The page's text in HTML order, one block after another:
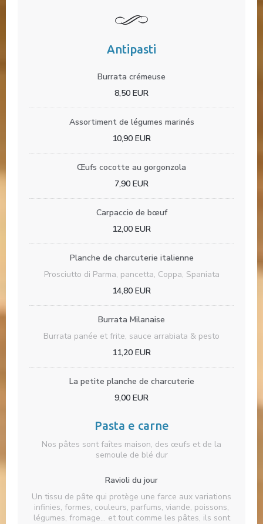
Antipasti
Burrata crémeuse
8,50 EUR
Assortiment de légumes marinés
10,90 EUR
Œufs cocotte au gorgonzola
7,90 EUR
Carpaccio de bœuf
12,00 EUR
Planche de charcuterie italienne
Prosciutto di Parma, pancetta, Coppa, Spaniata
14,80 EUR
Burrata Milanaise
Burrata panée et frite, sauce arrabiata & pesto
11,20 EUR
La petite planche de charcuterie
9,00 EUR
Pasta e carne
Nos pâtes sont faîtes maison, des œufs et de la
semoule de blé dur
Ravioli du jour
Un tissu de pâte qui protège une farce aux variations
infinies, formes, couleurs, parfums, viande, poissons,
légumes, fromage… et tout comme les pâtes, ils sont